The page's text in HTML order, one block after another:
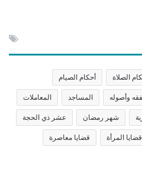
الصلاة أحكام الصيام
وأصوله المساجد المعاملات
شهر رمضان عشر ذي الحجة
قضايا المرأة قضايا معاصرة